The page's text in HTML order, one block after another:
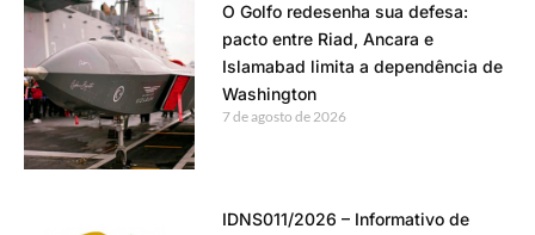
O Golfo redesenha sua defesa:
pacto entre Riad, Ancara e
Islamabad limita a dependência de
Washington
7 de agosto de 2026
IDNS011/2026 – Informativo de